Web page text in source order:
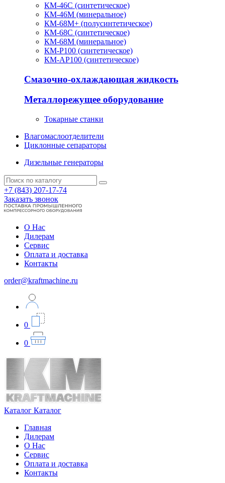
КМ-46С (синтетическое)
КМ-46М (минеральное)
КМ-68М+ (полусинтетическое)
КМ-68С (синтетическое)
КМ-68М (минеральное)
КМ-Р100 (синтетическое)
КМ-АР100 (синтетическое)
Смазочно-охлаждающая жидкость
Металлорежущее оборудование
Токарные станки
Влагомаслоотделители
Циклонные сепараторы
Дизельные генераторы
+7 (843) 207-17-74
Заказать звонок
О Нас
Дилерам
Сервис
Оплата и доставка
Контакты
order@kraftmachine.ru
0
0
Каталог Каталог
Главная
Дилерам
О Нас
Сервис
Оплата и доставка
Контакты